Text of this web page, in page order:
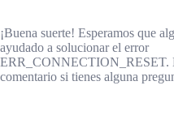
¡Buena suerte! Esperamos que
ayudado a solucionar el error
ERR_CONNECTION_RESET.
comentario si tienes alguna